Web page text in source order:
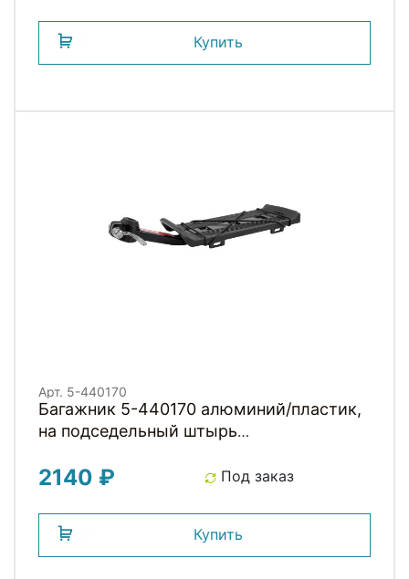
Купить
Арт. 5-440170
Багажник 5-440170 алюминий/пластик,
на подседельный штырь
эксцентриком, резинки, накрузка до 9кг,
2140 ₽ Под заказ
Купить